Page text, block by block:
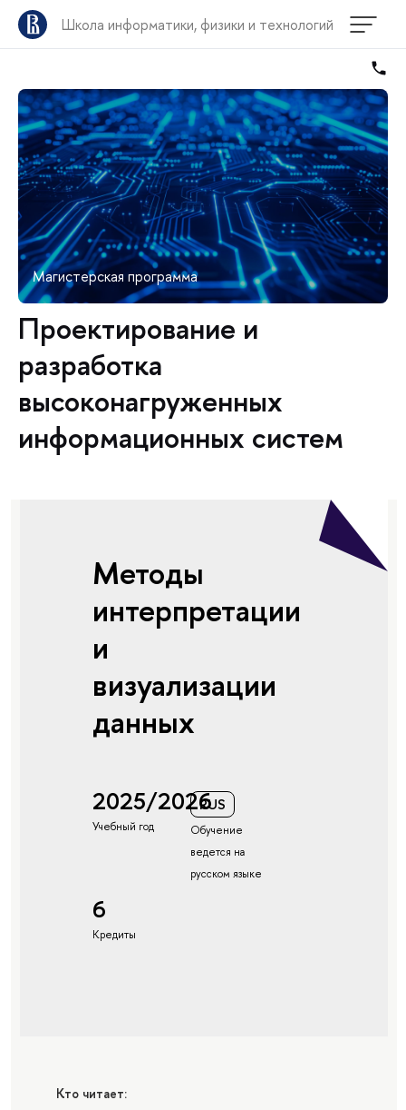
Школа информатики, физики и технологий
Магистерская программа
Проектирование и
разработка
высоконагруженных
информационных систем
Методы
интерпретации
и
визуализации
данных
2025/2026
Учебный год
RUS
Обучение
ведется на
русском языке
6
Кредиты
Кто читает: